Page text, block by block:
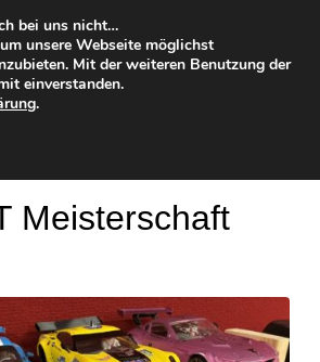
Meisterschaft
bei uns nicht…
unsere Webseite möglichst
Mit der weiteren Benutzung der
einverstanden.
.